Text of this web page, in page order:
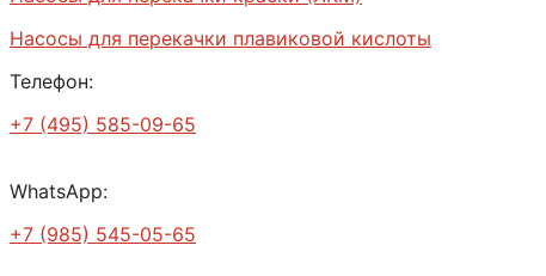
Насосы для перекачки плавиковой кислоты
Телефон:
+7 (495) 585-09-65
WhatsApp:
+7 (985) 545-05-65